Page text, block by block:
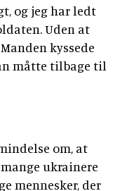
og jeg har ledt
Uden at
kyssede
måtte tilbage til
om, at
ukrainere
mennesker, der